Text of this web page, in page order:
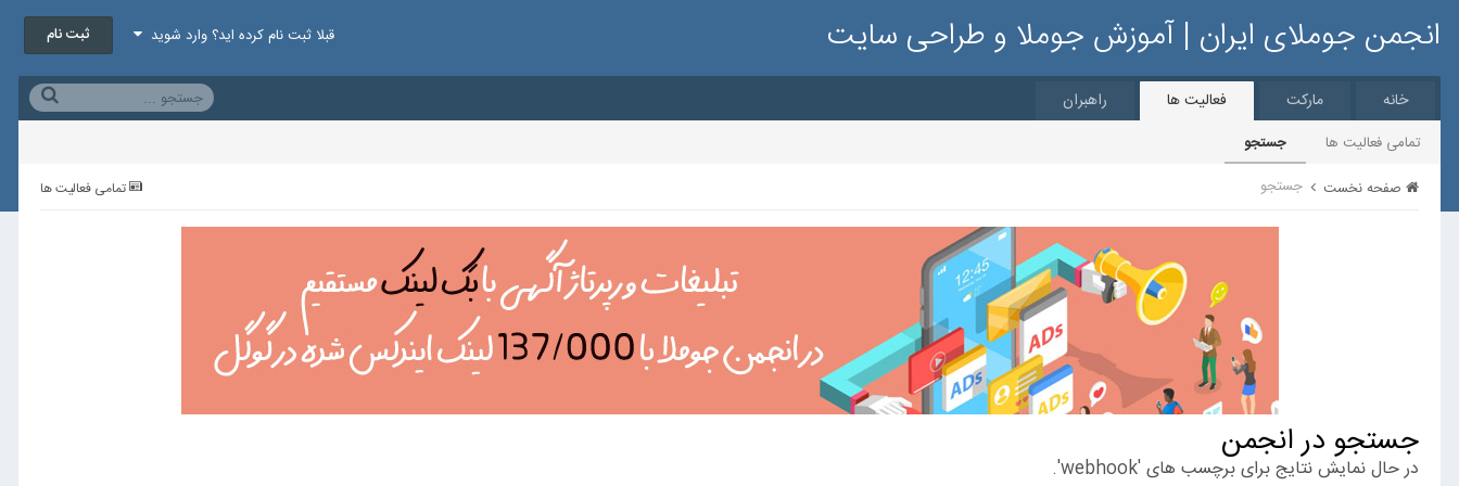
انجمن جوملای ایران | آموزش جوملا و طراحی سایت قبلا ثبت نام کرده اید؟ وارد شوید ثبت نام
خانه مارکت فعالیت ها
تمامی فعالیت ها جستجو
راهبران
تمامی فعالیت ها صفحه نخست جستجو
جستجو در انجمن
در حال نمایش نتایج برای برچسب های 'webhook'.